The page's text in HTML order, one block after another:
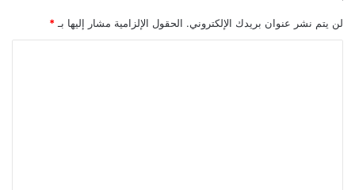
لن يتم نشر عنوان بريدك الإلكتروني. الحقول الإلزامية مشار إليها بـ *